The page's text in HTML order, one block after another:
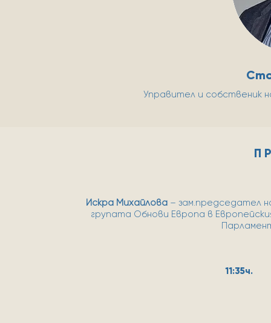
Управител и собственик
П
Искра Михайлова – зам.председател
групата Обнови Европа в
11:35ч.